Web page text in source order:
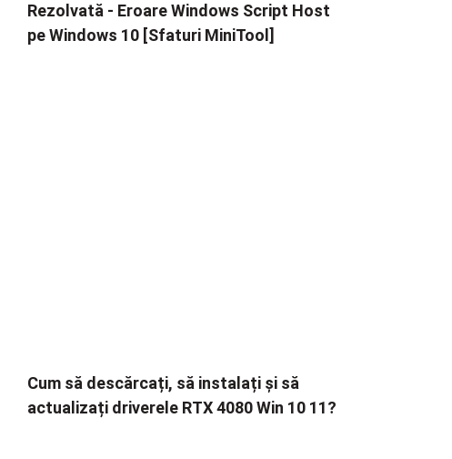
Rezolvată - Eroare Windows Script Host
pe Windows 10 [Sfaturi MiniTool]
Cum să descărcați, să instalați și să
actualizați driverele RTX 4080 Win 10 11?